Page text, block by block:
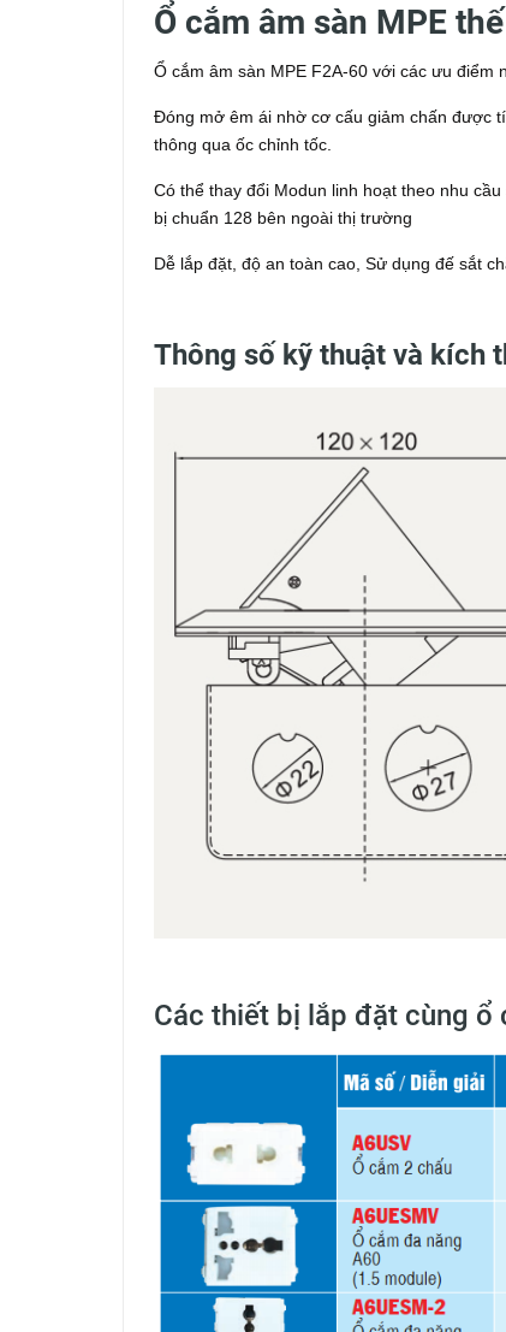
Ổ cắm âm sàn MPE
Ổ cắm âm sàn MPE F2A-60 với các ưu điểm
Đóng mở êm ái nhờ cơ cấu giảm chấn được
thông qua ốc chỉnh tốc.
Có thể thay đổi Modun linh hoạt theo nhu
bị chuẩn 128 bên ngoài thị trường
Dễ lắp đặt, độ an toàn cao, Sử dụng đế sắt
Thông số kỹ thuật và kích
Các thiết bị lắp đặt cùng ổ